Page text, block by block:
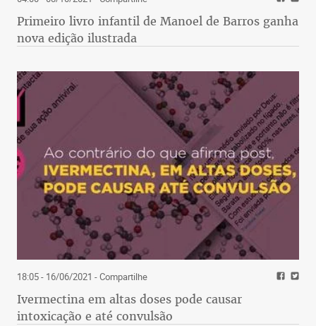
Primeiro livro infantil de Manoel de Barros ganha
nova edição ilustrada
18:05 - 16/06/2021 - Compartilhe
Ivermectina em altas doses pode causar
intoxicação e até convulsão